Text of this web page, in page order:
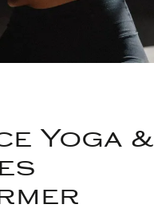
Yoga &